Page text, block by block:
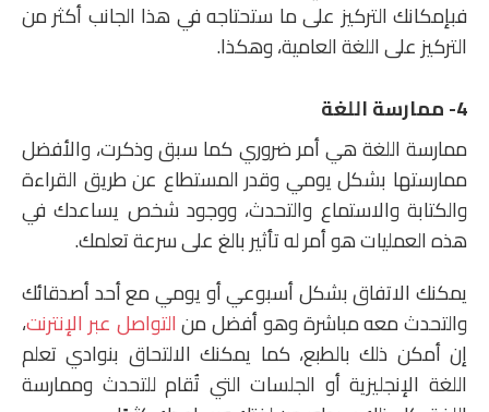
فبإمكانك التركيز على ما ستحتاجه في هذا الجانب أكثر من
التركيز على اللغة العامية، وهكذا.
4- ممارسة اللغة
ممارسة اللغة هي أمر ضروري كما سبق وذكرت، والأفضل
ممارستها بشكل يومي وقدر المستطاع عن طريق القراءة
والكتابة والاستماع والتحدث، ووجود شخص يساعدك في
هذه العمليات هو أمر له تأثير بالغ على سرعة تعلمك.
يمكنك الاتفاق بشكل أسبوعي أو يومي مع أحد أصدقائك
والتحدث معه مباشرة وهو أفضل منالتواصل عبر الإنترنت،
إن أمكن ذلك بالطبع، كما يمكنك الالتحاق بنوادي تعلم
اللغة الإنجليزية أو الجلسات التي تُقام للتحدث وممارسة